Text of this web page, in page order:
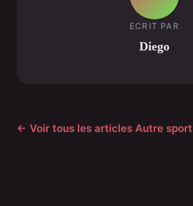
ECRIT PAR
Diego
← Voir tous les articles Autre sport